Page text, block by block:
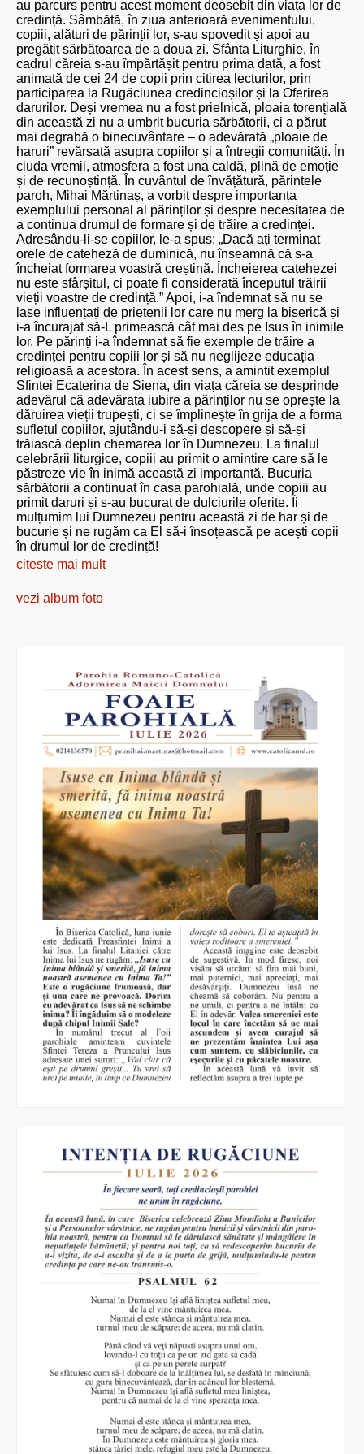
au parcurs pentru acest moment deosebit din viața lor de
credință. Sâmbătă, în ziua anterioară evenimentului,
copiii, alături de părinții lor, s-au spovedit și apoi au
pregătit sărbătoarea de a doua zi. Sfânta Liturghie, în
cadrul căreia s-au împărtășit pentru prima dată, a fost
animată de cei 24 de copii prin citirea lecturilor, prin
participarea la Rugăciunea credincioșilor și la Oferirea
darurilor. Deși vremea nu a fost prielnică, ploaia torențială
din această zi nu a umbrit bucuria sărbătorii, ci a părut
mai degrabă o binecuvântare – o adevărată „ploaie de
haruri” revărsată asupra copiilor și a întregii comunități. În
ciuda vremii, atmosfera a fost una caldă, plină de emoție
și de recunoștință. În cuvântul de învățătură, părintele
paroh, Mihai Mărtinaș, a vorbit despre importanța
exemplului personal al părinților și despre necesitatea de
a continua drumul de formare și de trăire a credinței.
Adresându-li-se copiilor, le-a spus: „Dacă ați terminat
orele de cateheză de duminică, nu înseamnă că s-a
încheiat formarea voastră creștină. Încheierea catehezei
nu este sfârșitul, ci poate fi considerată începutul trăirii
vieții voastre de credință.” Apoi, i-a îndemnat să nu se
lase influențați de prietenii lor care nu merg la biserică și
i-a încurajat să-L primească cât mai des pe Isus în inimile
lor. Pe părinți i-a îndemnat să fie exemple de trăire a
credinței pentru copiii lor și să nu neglijeze educația
religioasă a acestora. În acest sens, a amintit exemplul
Sfintei Ecaterina de Siena, din viața căreia se desprinde
adevărul că adevărata iubire a părinților nu se oprește la
dăruirea vieții trupești, ci se împlinește în grija de a forma
sufletul copiilor, ajutându-i să-și descopere și să-și
trăiască deplin chemarea lor în Dumnezeu. La finalul
celebrării liturgice, copiii au primit o amintire care să le
păstreze vie în inimă această zi importantă. Bucuria
sărbătorii a continuat în casa parohială, unde copiii au
primit daruri și s-au bucurat de dulciurile oferite. Îi
mulțumim lui Dumnezeu pentru această zi de har și de
bucurie și ne rugăm ca El să-i însoțească pe acești copii
în drumul lor de credință!
citeste mai mult
vezi album foto